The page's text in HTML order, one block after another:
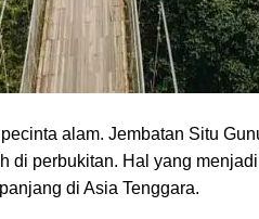
alam. Jembatan Situ
di perbukitan. Hal yang
di Asia Tenggara.